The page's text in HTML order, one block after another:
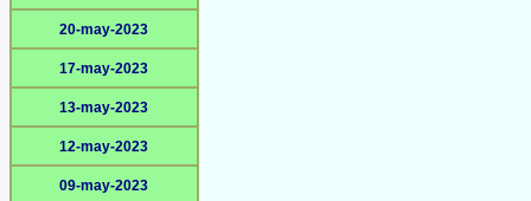
20-may-2023
17-may-2023
13-may-2023
12-may-2023
09-may-2023